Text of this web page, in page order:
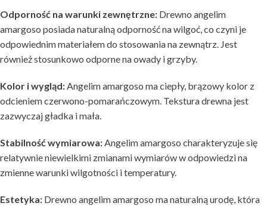
Odporność na warunki zewnętrzne: Drewno angelim
amargoso posiada naturalną odporność na wilgoć, co czyni je
odpowiednim materiałem do stosowania na zewnątrz. Jest
również stosunkowo odporne na owady i grzyby.
Kolor i wygląd:Angelim amargoso ma ciepły, brązowy kolor z
odcieniem czerwono-pomarańczowym. Tekstura drewna jest
zazwyczaj gładka i mała.
Stabilność wymiarowa:Angelim amargoso charakteryzuje się
relatywnie niewielkimi zmianami wymiarów w odpowiedzi na
zmienne warunki wilgotności i temperatury.
Estetyka: Drewno angelim amargoso ma naturalną urodę, która